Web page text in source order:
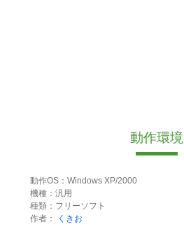
動作環境
動作OS：Windows XP/2000
機種：汎用
種類：フリーソフト
作者：
くきお